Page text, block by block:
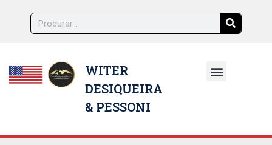
WITER
DESIQUEIRA
& PESSONI